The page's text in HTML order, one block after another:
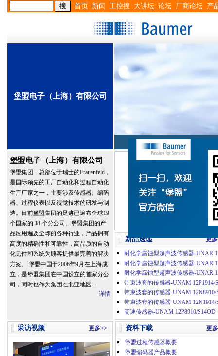
首页 新闻 工控搜 大讲坛 论坛 厂商论坛 产
堡盟电子（上海）有限公司
首页 公司介绍
堡盟电子（上海）有限公司
堡盟集团，总部位于瑞士的Frauenfeld，
是国际领先的工厂自动化和过程自动化
生产厂家之一，主要涉及传感器、编码
器、过程仪表以及视觉技术的研发与制
造。目前堡盟集团的足迹已遍布全球19
个国家的 38 个分公司。堡盟集团的产
品应用遍及全球的各种行业，产品拥有
高度的精确性和可靠性，高品质的自动
化元件和系统为顾客提供最完善的解决
方案。 堡盟中国于2006年9月在上海成
立，是堡盟集团在中国设立的首家分公
司，同时也作为集团在北亚地区...
详情
新品速递 更
带束波套的传感器-UNAM 12P1914/
高速传感器-UNAM 12P8910/S14OD
采访视频 更多>> 资料下载 更
堡盟过程传感器概要
堡盟编码器产品概要